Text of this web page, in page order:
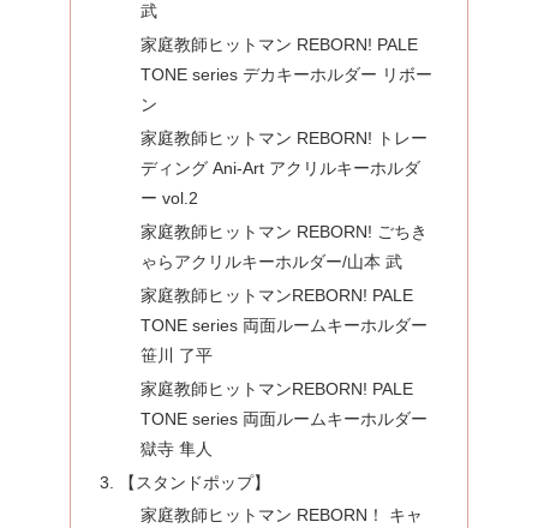
武
家庭教師ヒットマン REBORN! PALE
TONE series デカキーホルダー リボー
ン
家庭教師ヒットマン REBORN! トレー
ディング Ani-Art アクリルキーホルダ
ー vol.2
家庭教師ヒットマン REBORN! ごちき
ゃらアクリルキーホルダー/山本 武
家庭教師ヒットマンREBORN! PALE
TONE series 両面ルームキーホルダー
笹川 了平
家庭教師ヒットマンREBORN! PALE
TONE series 両面ルームキーホルダー
獄寺 隼人
【スタンドポップ】
家庭教師ヒットマン REBORN！ キャ